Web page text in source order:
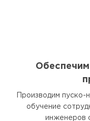
Обеспечим
Производим пуско-
обучение
инженеров